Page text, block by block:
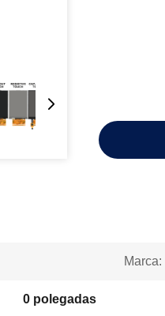
Marca:
0 polegadas